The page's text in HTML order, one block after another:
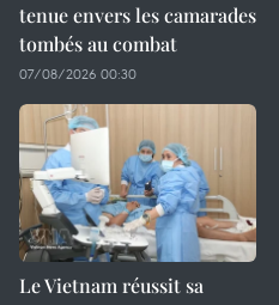
tenue envers les camarades
tombés au combat
07/08/2026 00:30
Le Vietnam réussit sa